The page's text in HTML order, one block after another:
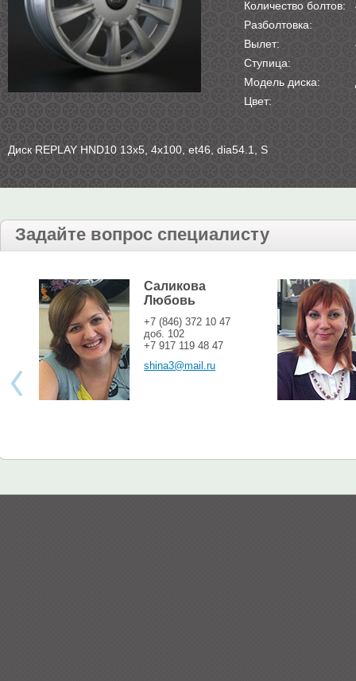
Количество болтов:
Разболтовка:
Вылет:
Ступица:
Модель диска:
Цвет:
Диск REPLAY HND10 13х5, 4х100, et46, dia54.1, S
Задайте вопрос специалисту
Саликова
Любовь
+7 (846) 372 10 47
доб. 102
+7 917 119 48 47
shina3@mail.ru